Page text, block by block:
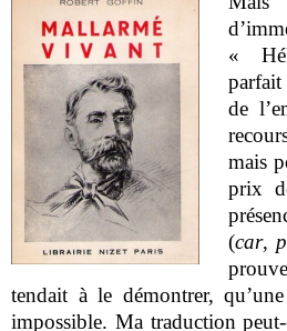
«
de
mais
prix
(car,
tendait à le démontrer,
impossible. Ma traduction